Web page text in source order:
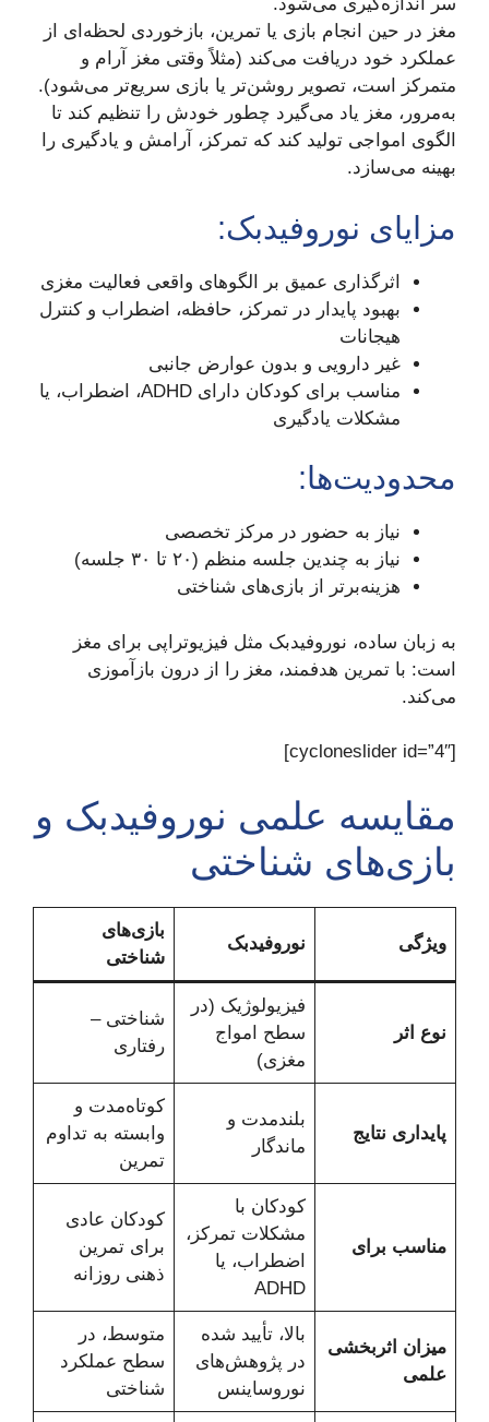
مغز در حین انجام بازی یا تمرین، بازخوردی لحظه‌ای از
عملکرد خود دریافت می‌کند (مثلاً وقتی مغز آرام و
متمرکز است، تصویر روشن‌تر یا بازی سریع‌تر می‌شود).
به‌مرور، مغز یاد می‌گیرد چطور خودش را تنظیم کند تا
الگوی امواجی تولید کند که تمرکز، آرامش و یادگیری را
بهینه می‌سازد.
مزایای نوروفیدبک:
اثرگذاری عمیق بر الگوهای واقعی فعالیت مغزی
بهبود پایدار در تمرکز، حافظه، اضطراب و کنترل
هیجانات
غیر دارویی و بدون عوارض جانبی
مناسب برای کودکان دارای ADHD، اضطراب، یا
مشکلات یادگیری
محدودیت‌ها:
نیاز به حضور در مرکز تخصصی
نیاز به چندین جلسه منظم (۲۰ تا ۳۰ جلسه)
هزینه‌برتر از بازی‌های شناختی
به زبان ساده، نوروفیدبک مثل فیزیوتراپی برای مغز
است: با تمرین هدفمند، مغز را از درون بازآموزی
می‌کند.
[cycloneslider id=”4″]
مقایسه علمی نوروفیدبک و
بازی‌های شناختی
ویژگی نوروفیدبک
بازی‌های
شناختی
نوع اثر
فیزیولوژیک (در
سطح امواج
مغزی)
شناختی –
رفتاری
پایداری نتایج
بلندمدت و
ماندگار
کوتاه‌مدت و
وابسته به تداوم
تمرین
مناسب برای
کودکان با
مشکلات تمرکز،
اضطراب، یا
ADHD
کودکان عادی
برای تمرین
ذهنی روزانه
میزان اثربخشی
علمی
بالا، تأیید شده
در پژوهش‌های
نوروساینس
متوسط، در
سطح عملکرد
شناختی